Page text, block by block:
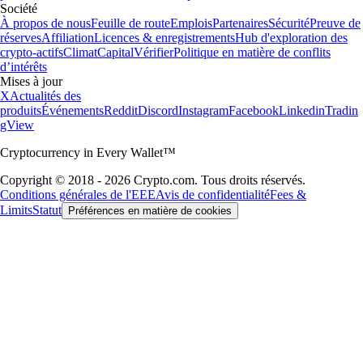
Société
À propos de nousFeuille de routeEmploisPartenairesSécuritéPreuve de
réservesAffiliationLicences & enregistrementsHub d'exploration des
crypto-actifsClimatCapitalVérifierPolitique en matière de conflits
d’intérêts
Mises à jour
XActualités des
produitsÉvénementsRedditDiscordInstagramFacebookLinkedinTradin
gView
Cryptocurrency in Every Wallet™
Copyright © 2018 - 2026 Crypto.com. Tous droits réservés.
Conditions générales de l'EEEAvis de confidentialitéFees &
LimitsStatut Préférences en matière de cookies